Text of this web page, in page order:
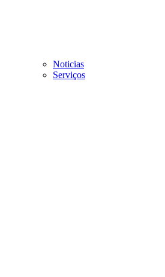
Noticias
Serviços